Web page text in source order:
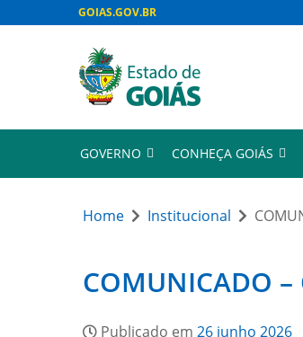
GOIAS.GOV.BR
GOVERNO CONHEÇA GOIÁS
Home Institucional
COMUNICADO
Publicado em 26 junho 2026